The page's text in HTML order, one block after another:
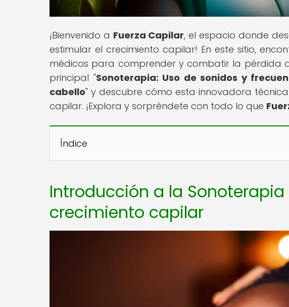
¡Bienvenido a Fuerza Capilar, el espacio donde
estimular el crecimiento capilar! En este sitio,
médicos para comprender y combatir la pérdida
principal "Sonoterapia: Uso de sonidos y
cabello" y descubre cómo esta innovadora
capilar. ¡Explora y sorpréndete con todo lo que
Índice
Introducción a la
crecimiento capilar